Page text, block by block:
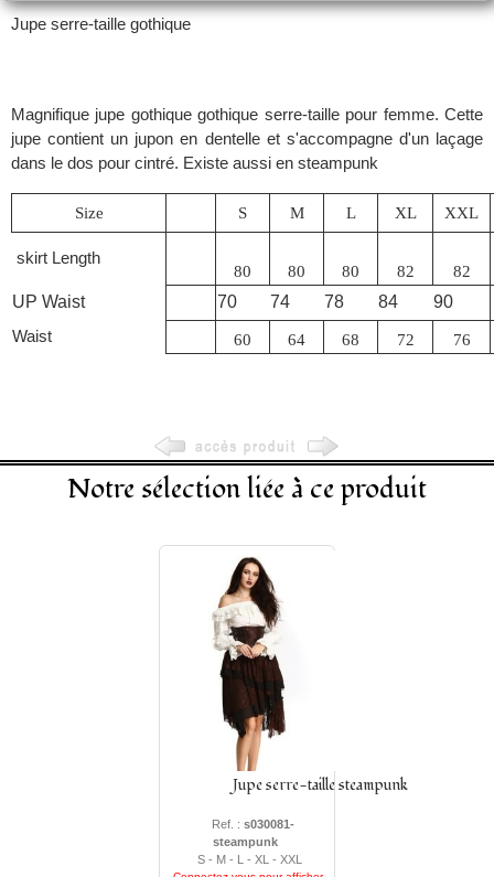
Jupe serre-taille gothique
Magnifique jupe gothique gothique serre-taille pour femme. Cette
jupe contient un jupon en dentelle et s'accompagne d'un laçage
dans le dos pour cintré. Existe aussi en steampunk
Size S M L XL XXL
skirt Length
80 80 80 82 82
UP Waist 70 74 78 84 90
Waist 60 64 68 72 76
Notre sélection liée à ce produit
Jupe serre-taille steampunk
Ref. : s030081-
steampunk
S - M - L - XL - XXL